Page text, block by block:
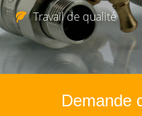
Travail de qualité
Demande